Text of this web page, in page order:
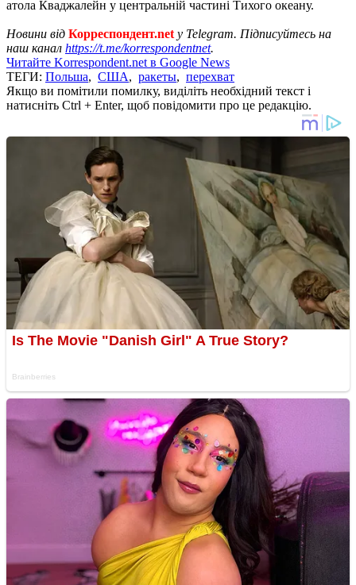
атола Кваджалейн у центральній частині Тихого океану.
Новини від Корреспондент.net у Telegram. Підписуйтесь на
наш канал https://t.me/korrespondentnet.
Читайте Korrespondent.net в Google News
ТЕГИ: Польша, США, ракеты, перехват
Якщо ви помітили помилку, виділіть необхідний текст і
натисніть Ctrl + Enter, щоб повідомити про це редакцію.